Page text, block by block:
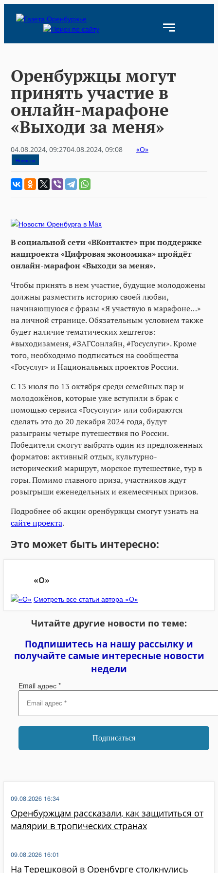
Оренбуржцы могут
принять участие в
онлайн-марафоне
«Выходи за меня»
04.08.2024, 09:2704.08.2024, 09:08 «О»
Новости
В социальной сети «ВКонтакте» при поддержке
нацпроекта «Цифровая экономика» пройдёт
онлайн-марафон «Выходи за меня».
Чтобы принять в нем участие, будущие молодожены
должны разместить историю своей любви,
начинающуюся с фразы «Я участвую в марафоне…»
на личной странице. Обязательным условием также
будет наличие тематических хештегов:
#выходизаменя, #ЗАГСонлайн, #Госуслуги». Кроме
того, необходимо подписаться на сообщества
«Госуслуг» и Национальных проектов России.
С 13 июля по 13 октября среди семейных пар и
молодожёнов, которые уже вступили в брак с
помощью сервиса «Госуслуги» или собираются
сделать это до 20 декабря 2024 года, будут
разыграны четыре путешествия по России.
Победители смогут выбрать один из предложенных
форматов: активный отдых, культурно-
исторический маршрут, морское путешествие, тур в
горы. Помимо главного приза, участников ждут
розыгрыши еженедельных и ежемесячных призов.
Подробнее об акции оренбуржцы смогут узнать на
сайте проекта.
Это может быть интересно:
«О»
Смотреть все статьи автора «О»
Читайте другие новости по теме:
Подпишитесь на нашу рассылку и
получайте самые интересные новости
недели
Email адрес *
Оренбуржцам рассказали, как защититься от
малярии в тропических странах
09.08.2026 16:34
На Терешковой в Оренбурге столкнулись
09.08.2026 16:01